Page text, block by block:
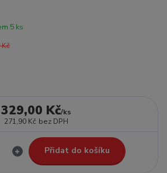
5 ks
Kč
329,00 Kč/ks
271,90 Kč bez DPH
Přidat do košíku